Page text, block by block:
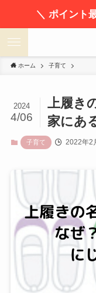
＼ ポイント
ホーム 子育て
上履き
家にあ
2024
4/06
子育て 2022年2